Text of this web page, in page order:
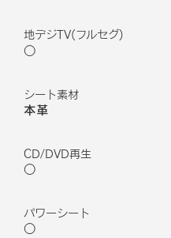
地デジTV(フルセグ)
○
シート素材
本革
CD/DVD再生
○
パワーシート
○